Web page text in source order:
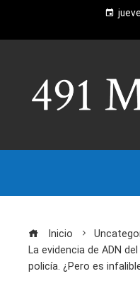
Inicio
La evidencia de ADN
policía. ¿Pero es